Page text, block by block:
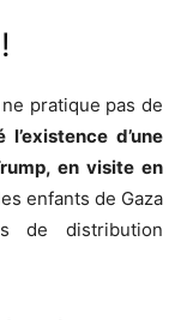
pratique pas de
d’une
en visite en
enfants de Gaza
de distribution